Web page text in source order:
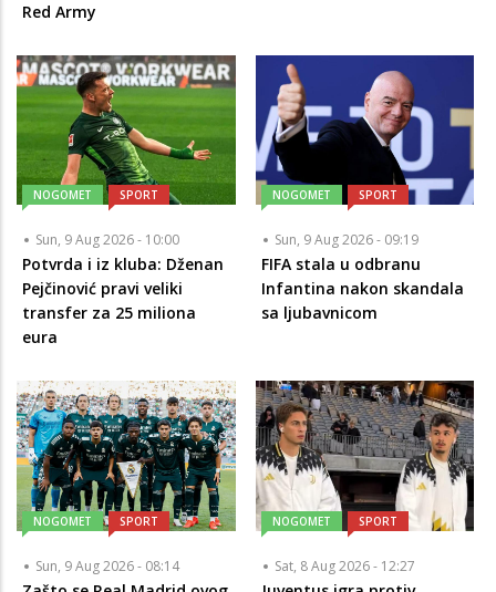
Red Army
NOGOMET SPORT
Sun, 9 Aug 2026 - 10:00
Potvrda i iz kluba: Dženan
Pejčinović pravi veliki
transfer za 25 miliona
eura
NOGOMET SPORT
Sun, 9 Aug 2026 - 09:19
FIFA stala u odbranu
Infantina nakon skandala
sa ljubavnicom
NOGOMET SPORT
Sun, 9 Aug 2026 - 08:14
NOGOMET SPORT
Sat, 8 Aug 2026 - 12:27